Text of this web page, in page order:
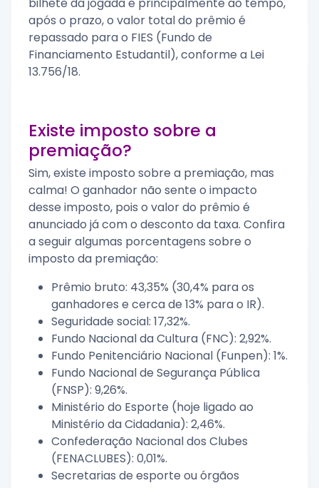
após o prazo, o valor total do prêmio é
repassado para o FIES (Fundo de
Financiamento Estudantil), conforme a Lei
13.756/18.
Existe imposto sobre a
premiação?
Sim, existe imposto sobre a premiação, mas
calma! O ganhador não sente o impacto
desse imposto, pois o valor do prêmio é
anunciado já com o desconto da taxa. Confira
a seguir algumas porcentagens sobre o
imposto da premiação:
Prêmio bruto: 43,35% (30,4% para os
ganhadores e cerca de 13% para o IR).
Seguridade social: 17,32%.
Fundo Nacional da Cultura (FNC): 2,92%.
Fundo Penitenciário Nacional (Funpen): 1%.
Fundo Nacional de Segurança Pública
(FNSP): 9,26%.
Ministério do Esporte (hoje ligado ao
Ministério da Cidadania): 2,46%.
Confederação Nacional dos Clubes
(FENACLUBES): 0,01%.
Secretarias de esporte ou órgãos